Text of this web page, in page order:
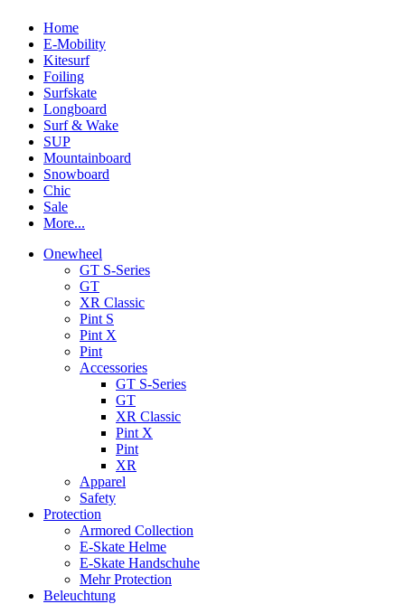
Home
E-Mobility
Kitesurf
Foiling
Surfskate
Longboard
Surf & Wake
SUP
Mountainboard
Snowboard
Chic
Sale
More...
Onewheel
GT S-Series
GT
XR Classic
Pint S
Pint X
Pint
Accessories
GT S-Series
GT
XR Classic
Pint X
Pint
XR
Apparel
Safety
Protection
Armored Collection
E-Skate Helme
E-Skate Handschuhe
Mehr Protection
Beleuchtung